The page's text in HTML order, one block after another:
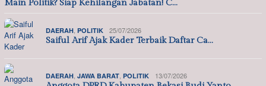
Main Politik? Siap Kehilangan Jabatan! C…
DAERAH, POLITIK 25/07/2026
Saiful Arif Ajak Kader Terbaik Daftar Ca…
DAERAH, JAWA BARAT, POLITIK 13/07/2026